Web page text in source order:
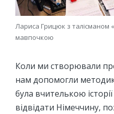
Лариса Грицюк з
мавпочкою
Коли ми створювали
нам допомогли
була вчителькою
відвідати Німеччину,